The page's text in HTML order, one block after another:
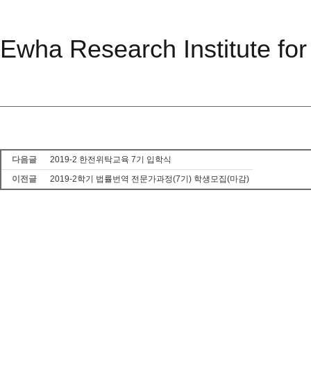
Ewha Research Institute
다음글
2019-2 한전위탁교육 7기 입학식
이전글
2019-2학기 법률번역 전문가과정(7기) 학생모집(마감)